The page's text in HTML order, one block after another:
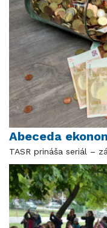
Abeceda
TASR prináša seriál –